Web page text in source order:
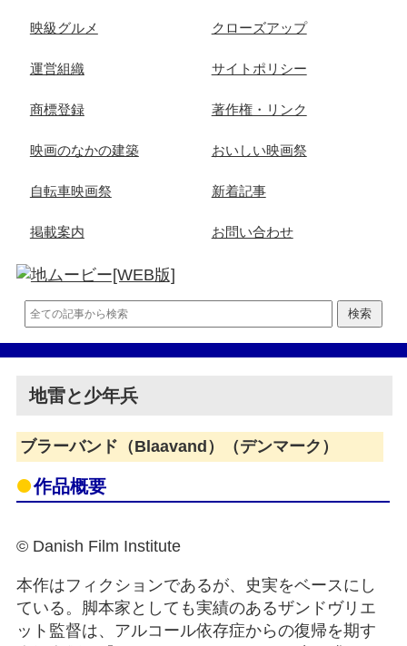
映級グルメ クローズアップ
運営組織 サイトポリシー
商標登録 著作権・リンク
映画のなかの建築 おいしい映画祭
自転車映画祭 新着記事
掲載案内 お問い合わせ
地雷と少年兵
ブラーバンド（Blaavand）（デンマーク）
作品概要
© Danish Film Institute
本作はフィクションであるが、史実をベースにし
ている。脚本家としても実績のあるザンドヴリエ
ット監督は、アルコール依存症からの復帰を期す